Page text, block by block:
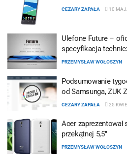
CEZARY ZAPAŁA 10
Ulefone Future –
specyfikacja
PRZEMYSŁAW WOŁOSZYN
Podsumowanie
od Samsunga, ZUK
CEZARY ZAPAŁA 25
Acer
przekątnej 5,5″
PRZEMYSŁAW WOŁOSZYN